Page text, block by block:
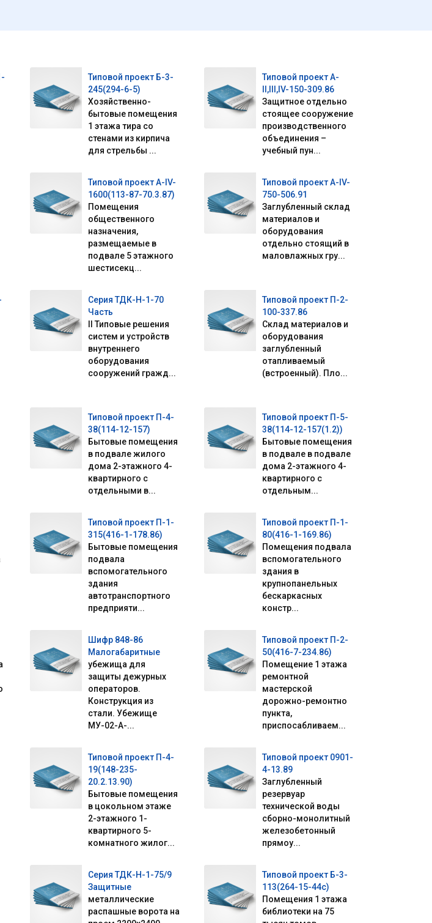
Типовой проект Б-3-
245(294-6-5)
Хозяйственно-
бытовые помещения
1 этажа тира со
стенами из кирпича
для стрельбы ...
Типовой проект А-
II,III,IV-150-309.86
Защитное отдельно
стоящее сооружение
производственного
объединения –
учебный пун...
Типовой проект А-IV-
1600(113-87-70.3.87)
Помещения
общественного
назначения,
размещаемые в
подвале 5 этажного
шестисекц...
Типовой проект А-IV-
750-506.91
Заглубленный склад
материалов и
оборудования
отдельно стоящий в
маловлажных гру...
Серия ТДК-Н-1-70
Часть
II Типовые решения
систем и устройств
внутреннего
оборудования
сооружений гражд...
Типовой проект П-2-
100-337.86
Склад материалов и
оборудования
заглубленный
отапливаемый
(встроенный). Пло...
Типовой проект П-4-
38(114-12-157)
Бытовые помещения
в подвале жилого
дома 2-этажного 4-
квартирного с
отдельными в...
Типовой проект П-5-
38(114-12-157(1.2))
Бытовые помещения
в подвале в подвале
дома 2-этажного 4-
квартирного с
отдельным...
Типовой проект П-1-
315(416-1-178.86)
Бытовые помещения
подвала
вспомогательного
здания
автотранспортного
предприяти...
Типовой проект П-1-
80(416-1-169.86)
Помещения подвала
вспомогательного
здания в
крупнопанельных
бескаркасных
констр...
Шифр 848-86
Малогабаритные
убежища для
защиты дежурных
операторов.
Конструкция из
стали. Убежище
МУ-02-А-...
Типовой проект П-2-
50(416-7-234.86)
Помещение 1 этажа
ремонтной
мастерской
дорожно-ремонтно
пункта,
приспосабливаем...
Типовой проект П-4-
19(148-235-
20.2.13.90)
Бытовые помещения
в цокольном этаже
2-этажного 1-
квартирного 5-
комнатного жилог...
Типовой проект 0901-
4-13.89
Заглубленный
резервуар
технической воды
сборно-монолитный
железобетонный
прямоу...
Серия ТДК-Н-1-75/9
Защитные
металлические
распашные ворота на
Типовой проект Б-3-
113(264-15-44с)
Помещения 1 этажа
библиотеки на 75